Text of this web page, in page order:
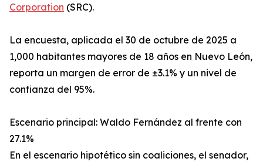
Corporation (SRC).
La encuesta, aplicada el 30 de octubre de 2025 a
1,000 habitantes mayores de 18 años en Nuevo León,
reporta un margen de error de ±3.1% y un nivel de
confianza del 95%.
Escenario principal: Waldo Fernández al frente con
27.1%
En el escenario hipotético sin coaliciones, el senador,